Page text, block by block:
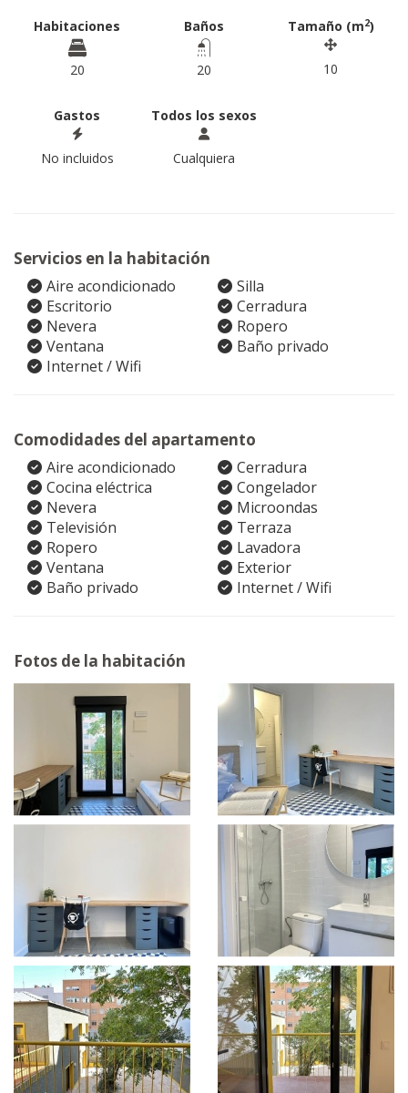
Habitaciones
20
Baños
20
Tamaño (m2)
10
Gastos
No incluidos
Todos los sexos
Cualquiera
Servicios en la habitación
Aire acondicionado
Silla
Escritorio
Cerradura
Nevera
Ropero
Ventana
Baño privado
Internet / Wifi
Comodidades del apartamento
Aire acondicionado
Cerradura
Cocina eléctrica
Congelador
Nevera
Microondas
Televisión
Terraza
Ropero
Lavadora
Ventana
Exterior
Baño privado
Internet / Wifi
Fotos de la habitación